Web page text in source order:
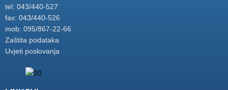
tel: 043/440-527
fax: 043/440-526
mob: 095/867-22-66
Zaštita podataka
Uvjeti poslovanja